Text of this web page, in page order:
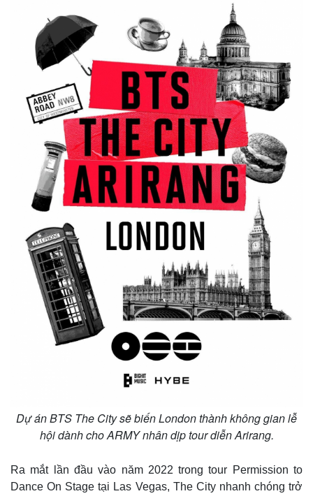
Thế giới
Quan sát
Cuộc sống đó đây
Multimedia
Video
Ảnh
E-Magazine
Infographic
Dự án BTS The City sẽ biến London thành không gian lễ
hội dành cho ARMY nhân dịp tour diễn Arirang.
Ra mắt lần đầu vào năm 2022 trong tour Permission to
Dance On Stage tại Las Vegas, The City nhanh chóng trở